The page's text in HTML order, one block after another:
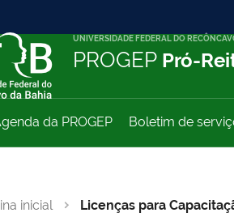
UNIVERSIDADE FEDERAL DO
PROGEP Pró-
da PROGEP Boletim de
inicial Licenças para